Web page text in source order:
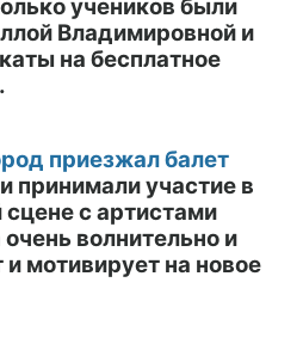
учеников были
Владимировной и
на бесплатное
приезжал балет
принимали участие в
с артистами
волнительно и
мотивирует на новое